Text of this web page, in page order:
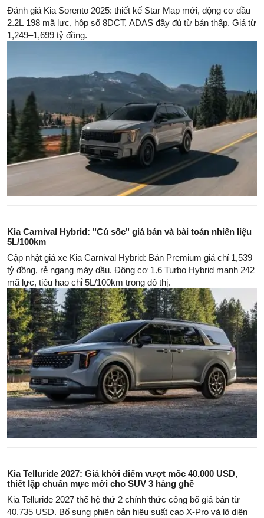
Đánh giá Kia Sorento 2025: thiết kế Star Map mới, động cơ dầu
2.2L 198 mã lực, hộp số 8DCT, ADAS đầy đủ từ bản thấp. Giá từ
1,249–1,699 tỷ đồng.
Kia Carnival Hybrid: "Cú sốc" giá bán và bài toán nhiên liệu
5L/100km
Cập nhật giá xe Kia Carnival Hybrid: Bản Premium giá chỉ 1,539
tỷ đồng, rẻ ngang máy dầu. Động cơ 1.6 Turbo Hybrid mạnh 242
mã lực, tiêu hao chỉ 5L/100km trong đô thị.
Kia Telluride 2027: Giá khởi điểm vượt mốc 40.000 USD,
thiết lập chuẩn mực mới cho SUV 3 hàng ghế
Kia Telluride 2027 thế hệ thứ 2 chính thức công bố giá bán từ
40.735 USD. Bổ sung phiên bản hiệu suất cao X-Pro và lộ diện